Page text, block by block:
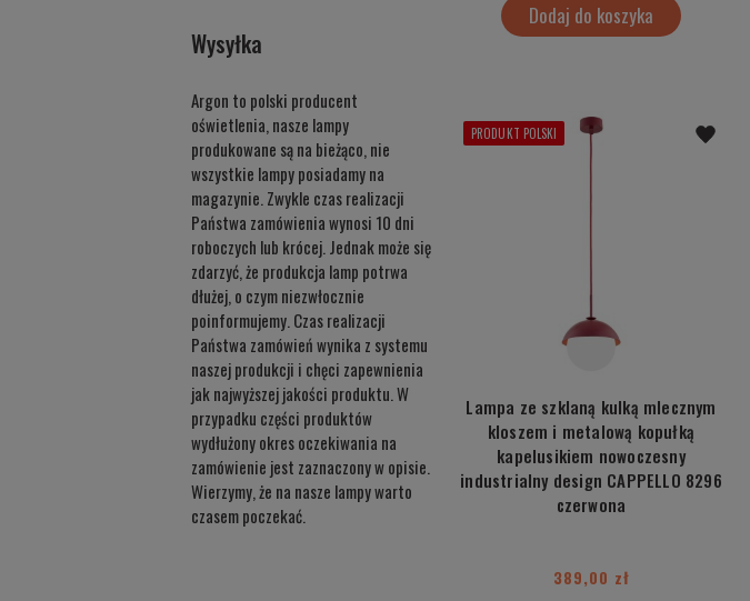
Wysyłka
Argon to polski producent
oświetlenia, nasze lampy
produkowane są na bieżąco, nie
wszystkie lampy posiadamy na
magazynie. Zwykle czas realizacji
Państwa zamówienia wynosi 10 dni
roboczych lub krócej. Jednak może się
zdarzyć, że produkcja lamp potrwa
dłużej, o czym niezwłocznie
poinformujemy. Czas realizacji
Państwa zamówień wynika z systemu
naszej produkcji i chęci zapewnienia
jak najwyższej jakości produktu. W
przypadku części produktów
wydłużony okres oczekiwania na
zamówienie jest zaznaczony w opisie.
Wierzymy, że na nasze lampy warto
czasem poczekać.
Dodaj do koszyka
Lampa ze szklaną kulką mlecznym
kloszem i metalową kopułką
kapelusikiem nowoczesny
industrialny design CAPPELLO 8296
czerwona
389,00 zł
PRODUKT POLSKI